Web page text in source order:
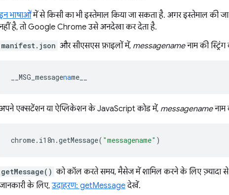
भाषाओंमें से किसी का भी इस्तेमाल किया जा सकता है. अगर इस्तेमाल की
है, तो Google Chrome उसे अनदेखा कर देता है.
manifest.json और सीएसएस फ़ाइलों में, messagenameनाम की
__MSG_messagename__
एक्सटेंशन या ऐप्लिकेशन के JavaScript कोड में, messagenameनाम
chrome. i18n .getMessage( "messagename" )
getMessage() को कॉल करते समय, मैसेज में शामिल करने के लिए ज़्यादा से
के लिए,उदाहरण: getMessageदेखें.